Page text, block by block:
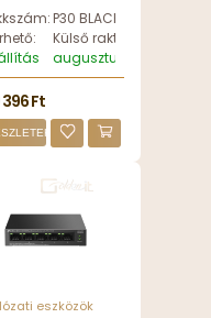
P30 BLACK
Külső raktáron
augusztus 13, csütörtök
Ft
eszközök